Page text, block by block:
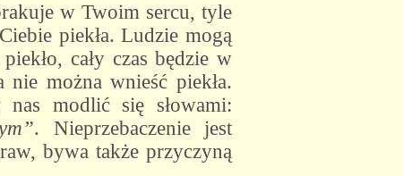
w Twoim sercu, tyle
piekła. Ludzie mogą
cały czas będzie w
można wnieść piekła.
modlić się słowami:
. Nieprzebaczenie jest
bywa także przyczyną